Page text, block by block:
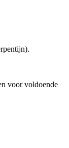
voor voldoende